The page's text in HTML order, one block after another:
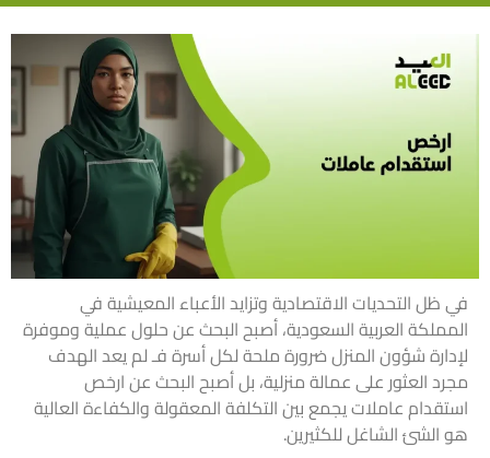
في ظل التحديات الاقتصادية وتزايد الأعباء المعيشية في
المملكة العربية السعودية، أصبح البحث عن حلول عملية وموفرة
لإدارة شؤون المنزل ضرورة ملحة لكل أسرة فـ لم يعد الهدف
مجرد العثور على عمالة منزلية، بل أصبح البحث عن ارخص
استقدام عاملات يجمع بين التكلفة المعقولة والكفاءة العالية
هو الشئ الشاغل للكثيرين.